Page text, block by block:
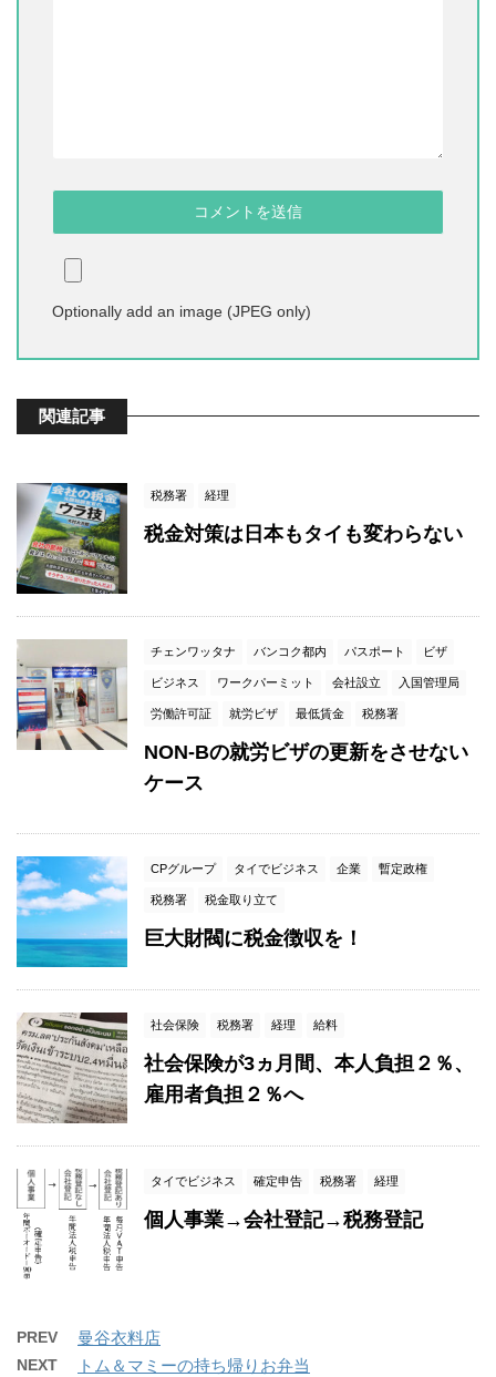
Optionally add an image (JPEG only)
関連記事
税務署 経理
税金対策は日本もタイも変わらない
チェンワッタナ バンコク都内 パスポート ビザ
ビジネス ワークパーミット 会社設立 入国管理局
労働許可証 就労ビザ 最低賃金 税務署
NON-Bの就労ビザの更新をさせない
ケース
CPグループ タイでビジネス 企業 暫定政権
税務署 税金取り立て
巨大財閥に税金徴収を！
社会保険 税務署 経理 給料
社会保険が3ヵ月間、本人負担２％、
雇用者負担２％へ
タイでビジネス 確定申告 税務署 経理
個人事業→会社登記→税務登記
PREV 曼谷衣料店
NEXT トム＆マミーの持ち帰りお弁当